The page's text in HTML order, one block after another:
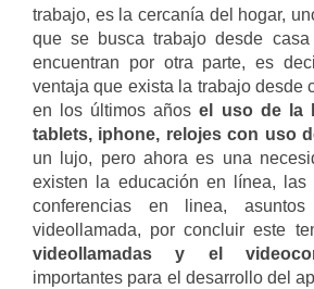
trabajo, es la cercanía del hogar,
que se busca trabajo desde
encuentran por otra parte, es
ventaja que exista la trabajo desde
en los últimos añosel uso de la
tablets, iphone, relojes con uso
un lujo, pero ahora es una
existen la educación en línea, las
conferencias en linea, asuntos
videollamada, por concluir este
videollamadas y el
importantes para el desarrollo del